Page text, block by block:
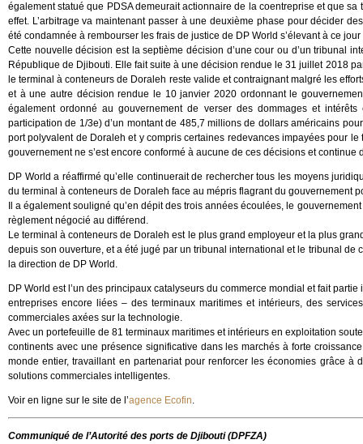
également statué que PDSA demeurait actionnaire de la coentreprise et que
effet. L’arbitrage va maintenant passer à une deuxième phase pour décider
été condamnée à rembourser les frais de justice de DP World s’élevant à ce
Cette nouvelle décision est la septième décision d’une cour ou d’un tribunal
République de Djibouti. Elle fait suite à une décision rendue le 31 juillet 2018
le terminal à conteneurs de Doraleh reste valide et contraignant malgré les
et à une autre décision rendue le 10 janvier 2020 ordonnant le
également ordonné au gouvernement de verser des dommages et
participation de 1/3e) d’un montant de 485,7 millions de dollars américains
port polyvalent de Doraleh et y compris certaines redevances impayées pour
gouvernement ne s’est encore conformé à aucune de ces décisions et
DP World a réaffirmé qu’elle continuerait de rechercher tous les moyens
du terminal à conteneurs de Doraleh face au mépris flagrant du gouvernement
Il a également souligné qu’en dépit des trois années écoulées, le
règlement négocié au différend.
Le terminal à conteneurs de Doraleh est le plus grand employeur et la plus
depuis son ouverture, et a été jugé par un tribunal international et le tribunal
la direction de DP World.
DP World est l’un des principaux catalyseurs du commerce mondial et fait
entreprises encore liées – des terminaux maritimes et intérieurs, des
commerciales axées sur la technologie.
Avec un portefeuille de 81 terminaux maritimes et intérieurs en exploitation
continents avec une présence significative dans les marchés à forte
monde entier, travaillant en partenariat pour renforcer les économies grâce
solutions commerciales intelligentes.
Voir en ligne sur le site de l’agence Ecofin.
Communiqué de l’Autorité des ports de Djibouti (DPFZA)